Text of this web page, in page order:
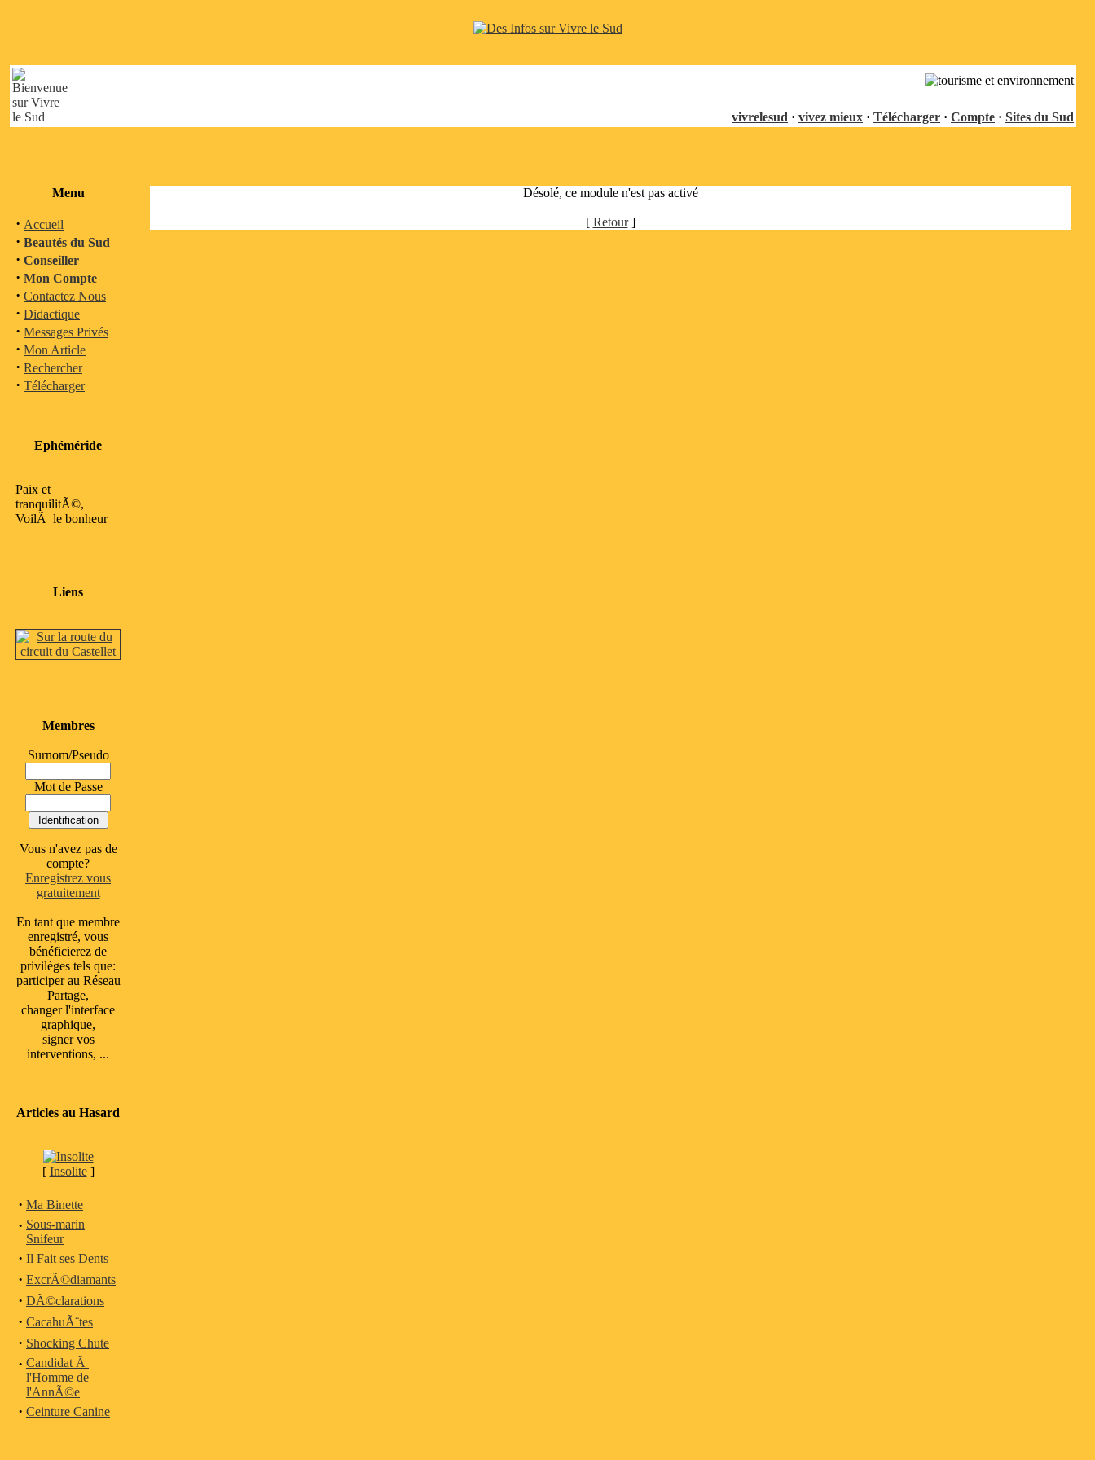
vivrelesud · vivez mieux · Télécharger · Compte · Sites du Sud
Menu
· Accueil
· Beautés du Sud
· Conseiller
· Mon Compte
· Contactez Nous
· Didactique
· Messages Privés
· Mon Article
· Rechercher
· Télécharger
Ephéméride
Paix et
tranquilitÃ©,
VoilÃ le bonheur
Liens
Membres
Surnom/Pseudo
Mot de Passe
Vous n'avez pas de
compte?
Enregistrez vous
gratuitement
En tant que membre
enregistré, vous
bénéficierez de
privilèges tels que:
participer au Réseau
Partage,
changer l'interface
graphique,
signer vos
interventions, ...
Articles au Hasard
[ Insolite]
· Ma Binette
· Sous-marin
Snifeur
· Il Fait ses Dents
· ExcrÃ©diamants
· DÃ©clarations
· CacahuÃ¨tes
· Shocking Chute
· Candidat Ã
l'Homme de
l'AnnÃ©e
· Ceinture Canine
Désolé, ce module n'est pas activé
[ Retour]